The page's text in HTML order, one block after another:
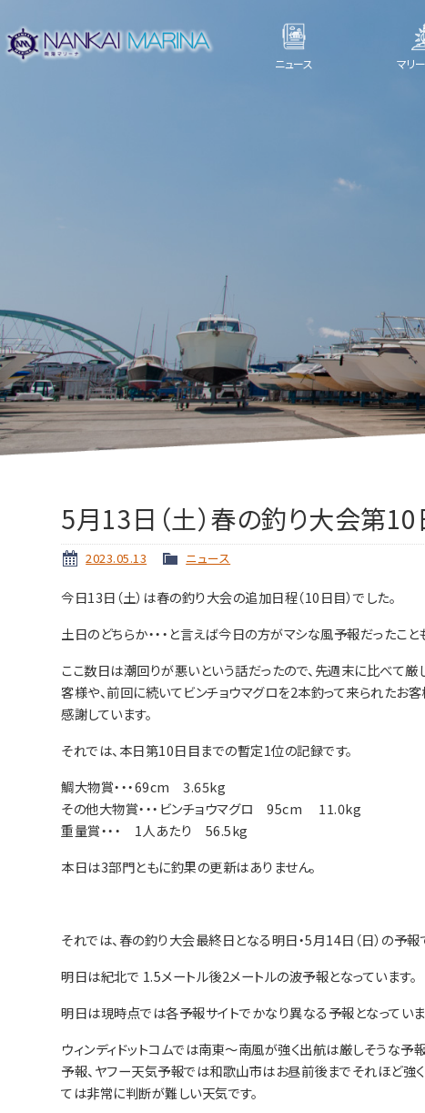
ニュース マリ
5月13日（土）春の釣り大会第
2023.05.13 ニュース
今日13日（土）は春の釣り大会の追加日程（10日目）でした。
土日のどちらか・・・と言えば今日の方がマシな風予報だった
ここ数日は潮回りが悪いという話だったので、先週末に比べて
客様や、前回に続いてビンチョウマグロを2本釣って来られたお
感謝しています。
それでは、本日第10日目までの暫定1位の記録です。
鯛大物賞・・・69cm 3.65kg
その他大物賞・・・ビンチョウマグロ 95cm 11.0kg
重量賞・・・ 1人あたり 56.5kg
本日は3部門ともに釣果の更新はありません。
それでは、春の釣り大会最終日となる明日・5月14日（日）の予報
明日は紀北で 1.5メートル後2メートルの波予報となっています。
明日は現時点では各予報サイトでかなり異なる予報となっていま
ウィンディドットコムでは南東～南風が強く出航は厳しそうな
予報、ヤフー天気予報では和歌山市はお昼前後までそれほど強
ては非常に判断が難しい天気です。